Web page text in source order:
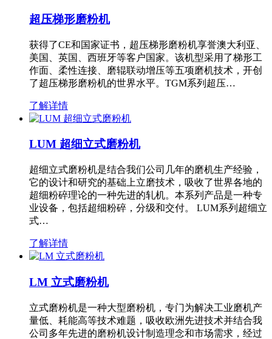
超压梯形磨粉机
获得了CE和国家证书，超压梯形磨粉机享誉澳大利亚、
美国、英国、西班牙等客户国家。该机型采用了梯形工
作面、柔性连接、磨辊联动增压等五项磨机技术，开创
了超压梯形磨粉机的世界水平。TGM系列超压…
了解详情
LUM 超细立式磨粉机
超细立式磨粉机是结合我们公司几年的磨机生产经验，
它的设计和研究的基础上立磨技术，吸收了世界各地的
超细粉碎理论的一种先进的轧机。本系列产品是一种专
业设备，包括超细粉碎，分级和交付。 LUM系列超细立
式…
了解详情
LM 立式磨粉机
立式磨粉机是一种大型磨粉机，专门为解决工业磨机产
量低、耗能高等技术难题，吸收欧洲先进技术并结合我
公司多年先进的磨粉机设计制造理念和市场需求，经过